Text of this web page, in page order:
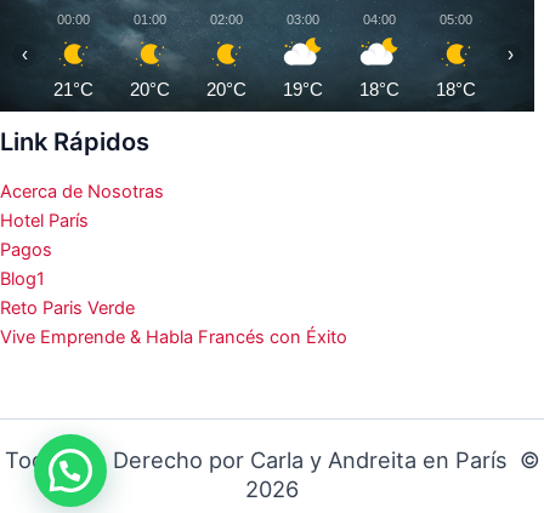
00:00
21°C
01:00
20°C
02:00
20°C
03:00
19°C
04:00
18°C
05:00
18°C
‹ ›
Link Rápidos
Acerca de Nosotras
Hotel París
Pagos
Blog1
Reto Paris Verde
Vive Emprende & Habla Francés con Éxito
Todos los Derecho por Carla y Andreita en París ©
2026